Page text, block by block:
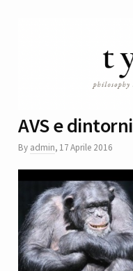
AVS e dintorni
By admin, 17 Aprile 2016